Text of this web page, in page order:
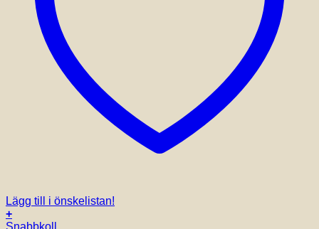
Lägg till i önskelistan!
+